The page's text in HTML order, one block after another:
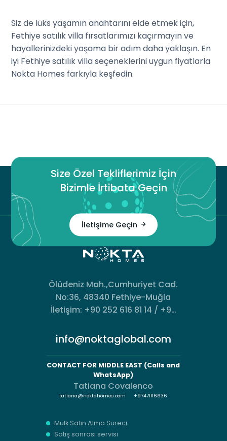
Siz de lüks yaşamın anahtarını elde etmek için,
Fethiye satılık villa fırsatlarımızı kaçırmayın ve
hayallerinizdeki yaşama bir adım daha yaklaşın. En
iyi Fethiye satılık villa seçeneklerini uygun fiyatlarla
Nokta Homes farkıyla keşfedin.
Size Özel Tekliflerimiz İçin
Bizimle İrtibata Geçin
İletişime Geçin
Ölüdeniz Mah.,Cumhuriyet Cad.
No:36, 48340 Fethiye-Muğla
İletişim: +90 252 616 81 14 / +90
info@noktaglobal.com
CONTACT FOR MIDDLE EAST (Calls and
WhatsApp)
Tatiana Covalenco
tatiana@noktahomes.com +97471116636
Mülk Satın Alma Süreci
Satış sonrası servisi